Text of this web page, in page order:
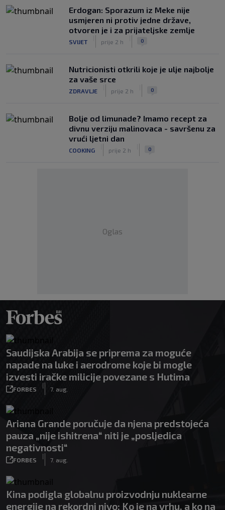
Erdogan: Sporazum iz Meke nije
usmjeren ni protiv jedne države,
otvoren je i za prijateljske zemlje
SVIJET prije 2 h 0
Nutricionisti otkrili koje je ulje najbolje
za vaše srce
ZDRAVLJE prije 2 h 0
Bolje od limunade? Imamo recept za
divnu verziju malinovaca - savršenu za
vrući ljetni dan
COOKING prije 2 h 0
Oglas
Saudijska Arabija se priprema za moguće
napade na luke i aerodrome koje bi mogle
izvesti iračke milicije povezane s Hutima
FORBES
|
7. aug.
Ariana Grande poručuje da njena predstojeća
pauza „nije ishitrena“ niti je „posljedica
negativnosti“
FORBES
|
7. aug.
Kina podigla globalnu proizvodnju nuklearne
energije na rekordni nivo: Ko je na vrhu, a ko na